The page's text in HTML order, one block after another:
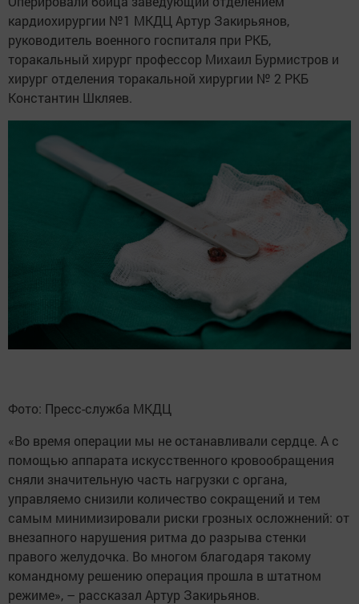
кардиохирургии №1 МКДЦ Артур Закирьянов,
руководитель военного госпиталя при РКБ,
торакальный хирург профессор Михаил Бурмистров и
хирург отделения торакальной хирургии № 2 РКБ
Константин Шкляев.
Фото: Пресс-служба МКДЦ
«Во время операции мы не останавливали сердце. А с
помощью аппарата искусственного кровообращения
сняли значительную часть нагрузки с органа,
управляемо снизили количество сокращений и тем
самым минимизировали риски грозных осложнений: от
внезапного нарушения ритма до разрыва стенки
правого желудочка. Во многом благодаря такому
командному решению операция прошла в штатном
режиме», – рассказал Артур Закирьянов.